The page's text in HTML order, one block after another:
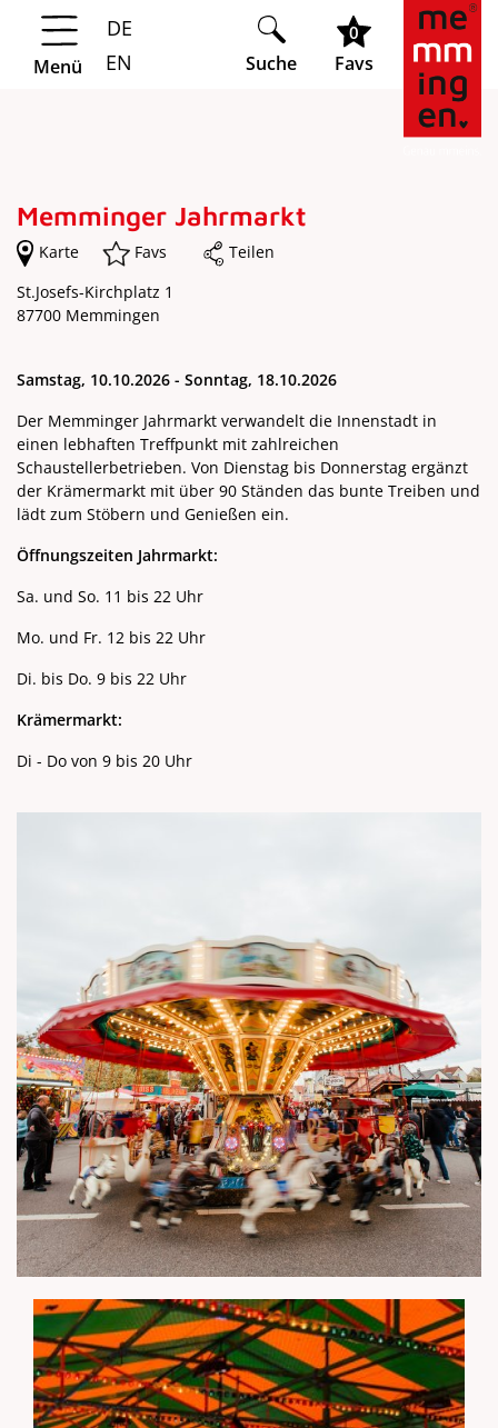
Springe zur Navigation
Springe zum Hauptinhalt
Menü
DE
EN
Suche
0
Favs
Memminger Jahrmarkt
Karte Favs
Teilen
St.Josefs-Kirchplatz 1
87700 Memmingen
Samstag, 10.10.2026 - Sonntag, 18.10.2026
Der Memminger Jahrmarkt verwandelt die Innenstadt in
einen lebhaften Treffpunkt mit zahlreichen
Schaustellerbetrieben. Von Dienstag bis Donnerstag ergänzt
der Krämermarkt mit über 90 Ständen das bunte Treiben und
lädt zum Stöbern und Genießen ein.
Öffnungszeiten Jahrmarkt:
Sa. und So. 11 bis 22 Uhr
Mo. und Fr. 12 bis 22 Uhr
Di. bis Do. 9 bis 22 Uhr
Krämermarkt:
Di - Do von 9 bis 20 Uhr